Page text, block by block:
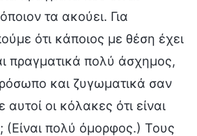
τα ακούει. Για
ότι κάποιος με θέση έχει
πραγματικά πολύ άσχημος,
και ζυγωματικά σαν
οι κόλακες ότι είναι
(Είναι πολύ όμορφος.) Τους